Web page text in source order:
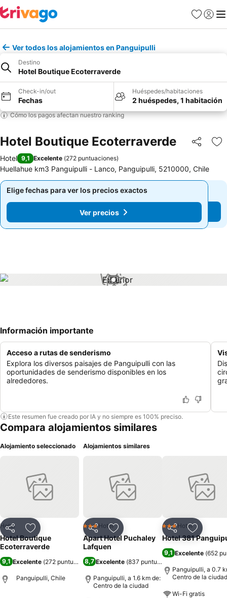
Favoritos
Iniciar
Ver todos los alojamientos en Panguipulli
Destino
Hotel Boutique Ecoterraverde
Check-in/out
Fechas
Huéspedes/habitaciones
2 huéspedes, 1 habitación
Cómo los pagos afectan nuestro ranking
Hotel Boutique Ecoterraverde Compartir
Hotel 9,1 Excelente (272 puntuaciones)
Huellahue km3 Panguipulli - Lanco, Panguipulli, 5210000, Chile
Elige fechas para ver los precios exactos
Ver precios
Elige fechas para ver los precios exactos
Ver precios
1 / 1
Información importante
Acceso a rutas de senderismo
Explora los diversos paisajes de Panguipulli con las
oportunidades de senderismo disponibles en los
alrededores.
Este resumen fue creado por IA y no siempre es 100% preciso.
Compara alojamientos similares
Alojamiento seleccionado
CompartirAgregar a favoritos
Hotel
Hotel Boutique
Ecoterraverde
9,1 Excelente (272 puntuaciones)
Panguipulli, Chile
Alojamientos similares
CompartirAgregar a favoritos
3 Estrellas
Hotel
Apart Hotel Puchaley
Lafquen
8,7 Excelente (837 puntuaciones
Panguipulli, a 1.6 km de:
Centro de la ciudad
CompartirAgregar
3 Estrellas
Hotel
Hotel 381
9,1 Excelente (652
Panguipulli, a 0.7
Centro de la ciudad
Wi-Fi gratis